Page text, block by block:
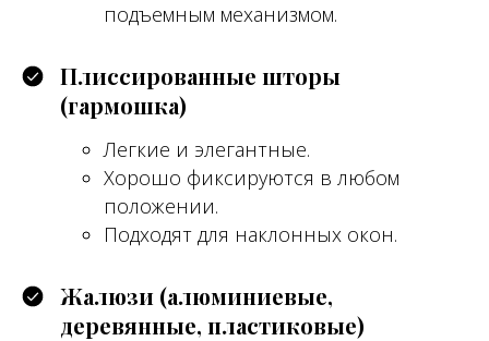
подъемным механизмом.
Плиссированные шторы
(гармошка)
Легкие и элегантные.
Хорошо фиксируются в любом
положении.
Подходят для наклонных окон.
Жалюзи (алюминиевые,
деревянные, пластиковые)